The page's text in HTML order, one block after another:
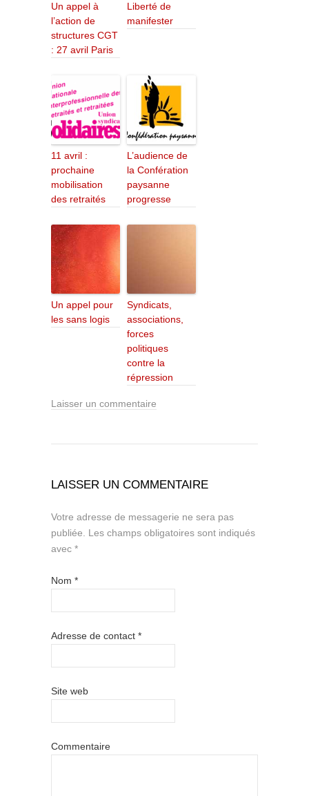
Un appel à
l’action de
structures CGT
: 27 avril Paris
Liberté de
manifester
11 avril :
prochaine
mobilisation
des retraités
L’audience de
la Confération
paysanne
progresse
Un appel pour
les sans logis
Syndicats,
associations,
forces
politiques
contre la
répression
Laisser un commentaire
LAISSER UN COMMENTAIRE
Votre adresse de messagerie ne sera pas
publiée. Les champs obligatoires sont indiqués
avec *
Nom *
Adresse de contact *
Site web
Commentaire